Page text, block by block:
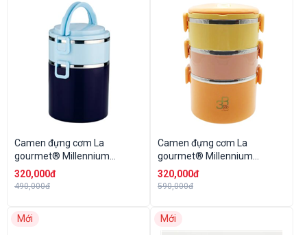
Camen đựng cơm La
gourmet® Millennium
PAC2GO 2 ngăn 2.5L
(tím/xanh)
320,000đ
490,000đ
Camen đựng cơm La
gourmet® Millennium
PAC2GO 3 ngăn 2.4L
(vàng/cam)
320,000đ
590,000đ
Mới Mới